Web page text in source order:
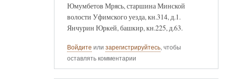
Юмумбетов Мрясь, старшина Минской
волости Уфимского уезда, кн.314, д.1.
Янчурин Юркей, башкир, кн.225, д.63.
Войдите или зарегистрируйтесь, чтобы
оставлять комментарии